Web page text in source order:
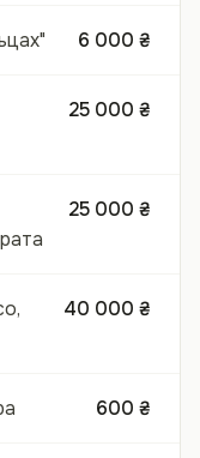
6 000 ₴
25 000 ₴
25 000 ₴
40 000 ₴
600 ₴